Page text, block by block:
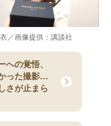
／画像提供：講談社
の覚悟、
った撮影…
さが止まら